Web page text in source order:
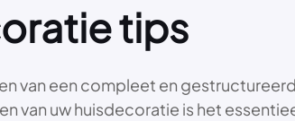
tips
een compleet en gestructureerd
van uw huisdecoratie is het